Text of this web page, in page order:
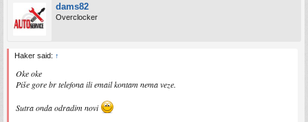
dams82
Overclocker
Haker said: ↑
Oke oke
Piše gore br telefona ili email kontam nema veze.
Sutra onda odradim novi